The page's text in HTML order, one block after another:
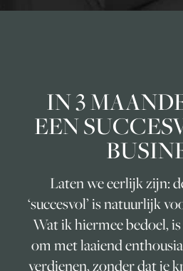
IN 3
EEN
Laten we eerlijk zijn:
‘succesvol’ is natuurlijk
Wat ik hiermee bedoel,
om met laaiend
verdienen, zonder dat je